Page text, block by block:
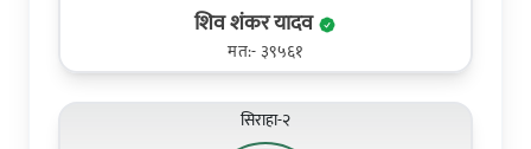
शिव शंकर यादव
मत:- ३९५६१
सिराहा-२